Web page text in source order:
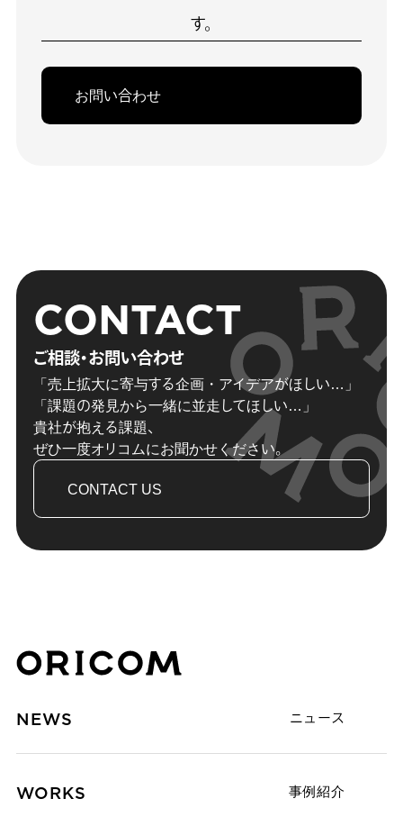
お問い合わせ
ご相談・お問い合わせ
CONTACT
「売上拡大に寄与する企画・アイデアがほしい…」
「課題の発見から一緒に並走してほしい…」
貴社が抱える課題、
ぜひ一度オリコムにお聞かせください。
CONTACT US
株式会社オリコム ORICOM CO.,LTD.
NEWS ニュース
WORKS 事例紹介